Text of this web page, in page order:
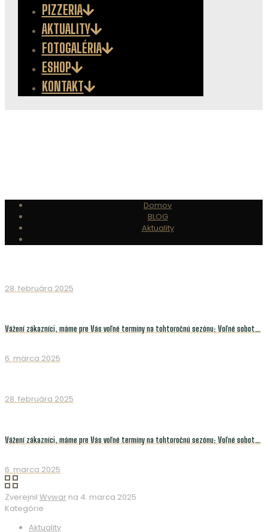
PIZZERIA
AKTUALITY
FOTOGALÉRIA
ESHOP
KONTAKT
Domov
BLOG
Aktuality
28. februára 2025
Vážení zákazníci, máme pre Vás voľné termíny na tohtoročnú sezónu: Voľné sobot…
6. marca 2025
28. februára 2025
Vážení zákazníci, máme pre Vás voľné termíny na tohtoročnú sezónu: Voľné sobot…
6. marca 2025
Zverejnil Wywar na 4. marca 2025
Kategórie
Aktuality